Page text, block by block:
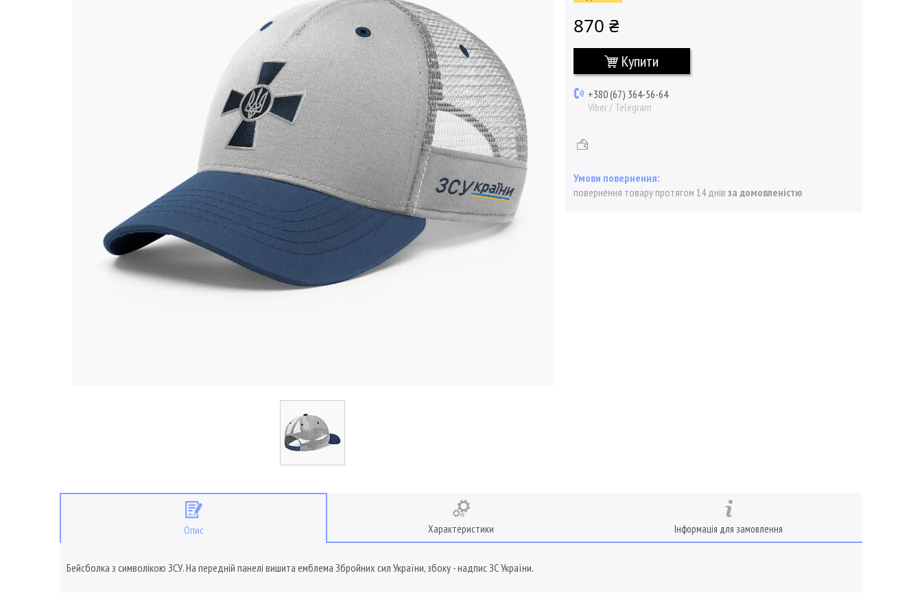
870 ₴
Купити
+380 (67) 364-56-64
Viber / Telegram
повернення товару протягом 14 днів за домовленістю
Опис Характеристики Інформація для замовлення
Бейсболка з символікою ЗСУ. На передній панелі вишита емблема Збройних сил України, збоку - надпис ЗС України.